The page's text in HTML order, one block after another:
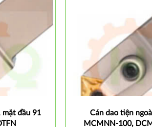
mặt đầu 91
Cán dao tiện
MCMNN-100,